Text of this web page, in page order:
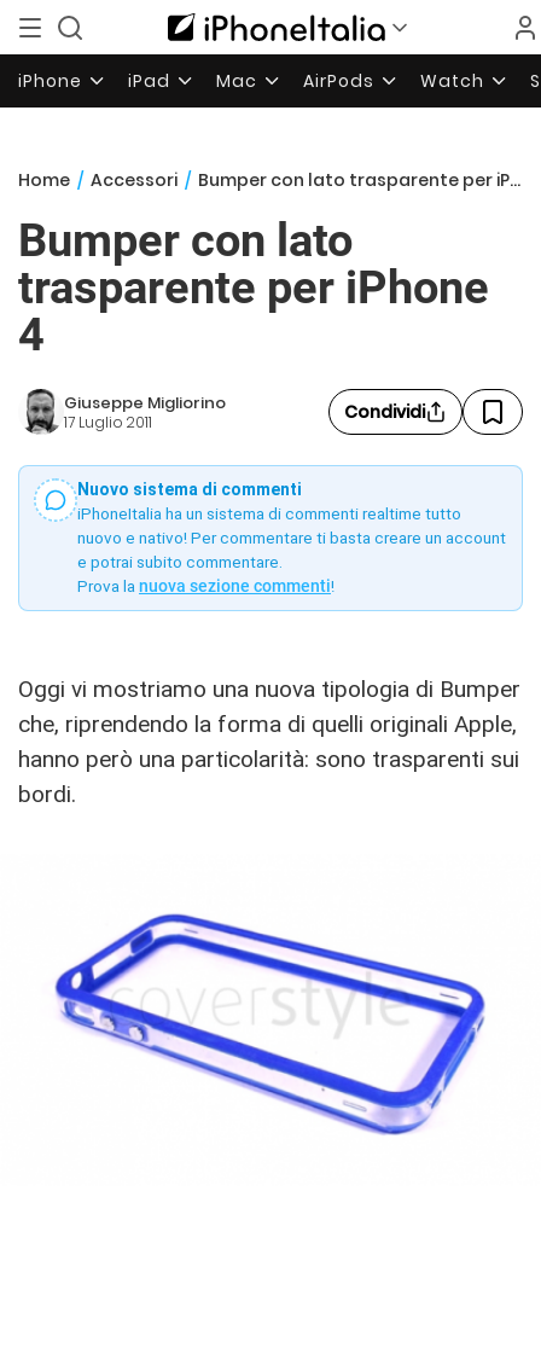
iPhone iPad Mac AirPods Watch
Home / Accessori / Bumper con lato trasparente per iPhone 4
Bumper con lato
trasparente per iPhone
4
Giuseppe Migliorino
17 Luglio 2011 Condividi
Nuovo sistema di commenti
iPhoneItalia ha un sistema di commenti realtime tutto
nuovo e nativo! Per commentare ti basta creare un account
e potrai subito commentare.
Prova la nuova sezione commenti!
Oggi vi mostriamo una nuova tipologia di Bumper
che, riprendendo la forma di quelli originali Apple,
hanno però una particolarità: sono trasparenti sui
bordi.